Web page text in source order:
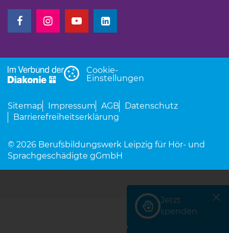
Jetzt
spenden
(Link öffnet einen
(Link öffnet einen neuen Tab)
(Link öffnet einen neuen Tab)
(Link öffnet einen neuen Tab)
(Link öffnet einen neuen Tab)
Cookie-
Einstellungen
Sitemap Impressum AGB
Datenschutz
Barrierefreiheitserklärung
© 2026 Berufsbildungswerk Leipzig für Hör- und
Sprachgeschädigte gGmbH